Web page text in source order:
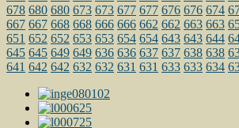
678 680 680 673 673 677 677 676 676 674
667 667 668 668 666 666 662 662 663 663
651 652 652 653 653 654 654 643 643 644
645 645 649 649 636 636 637 637 638 638
641 642 642 632 632 631 631 633 633 634